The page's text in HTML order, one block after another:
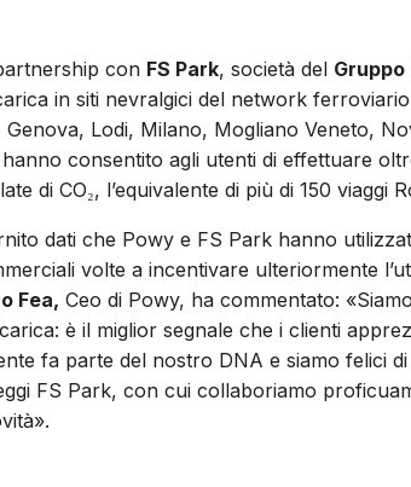
con FS Park, società del Gruppo
in siti nevralgici del network
Lodi, Milano, Mogliano Veneto,
consentito agli utenti di effettuare
di CO₂, l’equivalente di più di 150 viaggi
dati che Powy e FS Park hanno
volte a incentivare ulteriormente
Fea, Ceo di Powy, ha commentato:
è il miglior segnale che i clienti
fa parte del nostro DNA e siamo felici
FS Park, con cui collaboriamo